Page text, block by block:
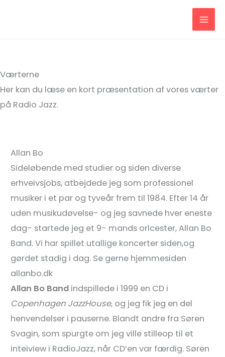
Værterne
Her kan du læse en kort præsentation af vores værter
på Radio Jazz.
Allan Bo
Sideløbende med studier og siden diverse
erhveivsjobs, atbejdede jeg som professionel
musiker i et par og tyveår frem til 1984. Efter 14 år
uden musikudøvelse- og jeg savnede hver eneste
dag- startede jeg et 9- mands orlcester, Allan Bo
Band. Vi har spillet utallige koncerter siden,og
gørdet stadig i dag. Se gerne hjemmesiden
allanbo.dk
Allan Bo Bandindspillede i 1999 en CD i
Copenhagen JazzHouse, og jeg fik jeg en del
henvendelser i pauserne. Blandt andre fra Søren
Svagin, som spurgte om jeg ville stilleop til et
inteiview i RadioJazz, når CD’en var færdig. Søren